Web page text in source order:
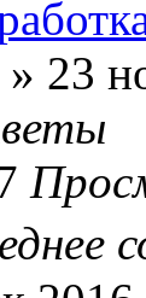
» 23